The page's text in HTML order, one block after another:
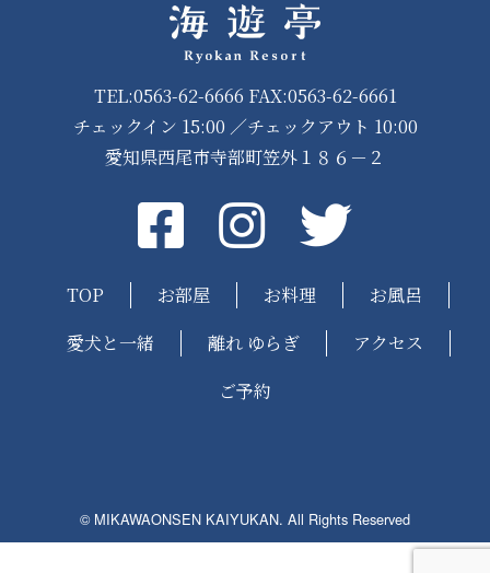
TEL:0563-62-6666 FAX:0563-62-6661
チェックイン 15:00 ／チェックアウト 10:00
愛知県西尾市寺部町笠外１８６－２
FacebookinstagramTwitter
TOP お部屋 お料理
お風呂
愛犬と一緒
離れ ゆらぎ
アクセス
ご予約
© MIKAWAONSEN KAIYUKAN. All Rights Reserved